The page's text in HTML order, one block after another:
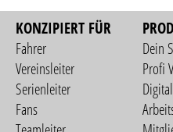
KONZIPIERT FÜR
Fahrer
Vereinsleiter
Serienleiter
Fans
Dein
Profi